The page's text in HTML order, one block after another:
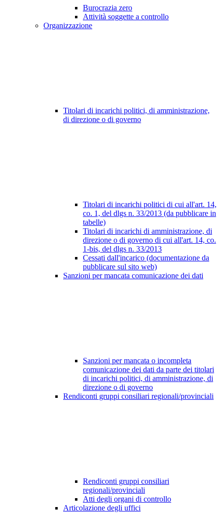
Burocrazia zero
Attività soggette a controllo
Organizzazione
Titolari di incarichi politici, di amministrazione,
di direzione o di governo
Titolari di incarichi politici di cui all'art. 14,
co. 1, del dlgs n. 33/2013 (da pubblicare in
tabelle)
Titolari di incarichi di amministrazione, di
direzione o di governo di cui all'art. 14, co.
1-bis, del dlgs n. 33/2013
Cessati dall'incarico (documentazione da
pubblicare sul sito web)
Sanzioni per mancata comunicazione dei dati
Sanzioni per mancata o incompleta
comunicazione dei dati da parte dei titolari
di incarichi politici, di amministrazione, di
direzione o di governo
Rendiconti gruppi consiliari regionali/provinciali
Rendiconti gruppi consiliari
regionali/provinciali
Atti degli organi di controllo
Articolazione degli uffici